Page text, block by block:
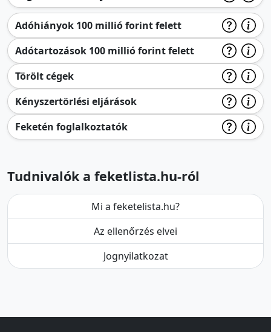
Adóhiányok 100 millió forint felett
Adótartozások 100 millió forint felett
Törölt cégek
Kényszertörlési eljárások
Feketén foglalkoztatók
Tudnivalók a feketlista.hu-ról
Mi a feketelista.hu?
Az ellenőrzés elvei
Jognyilatkozat